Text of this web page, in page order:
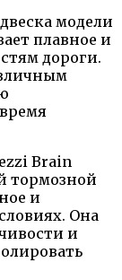
модели
плавное и
дороги.
Brain
тормозной
и
Она
и